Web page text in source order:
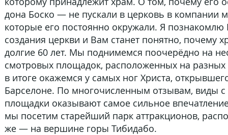
дона Боско — не пускали в церковь в компании
которые его постоянно окружали. Я познакомлю
создания церкви и Вам станет понятно, почему
долгие 60 лет. Мы поднимемся поочерёдно на
смотровых площадок, расположенных на разных
в итоге окажемся у самых ног Христа,
Барселоне. По многочисленным отзывам, виды с
площадки оказывают самое сильное
мы посетим старейший парк аттракционов,
же — на вершине горы Тибидабо.